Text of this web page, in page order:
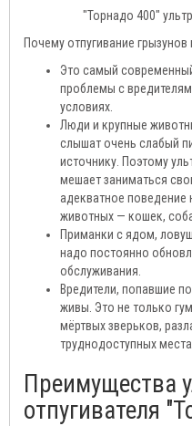
"Торнадо 400"
Почему отпугивание
Это самый
проблемы с
условиях.
Люди и крупные
слышат очень слабый
источнику. Поэтому
мешает заниматься
адекватное
животных — кошек,
Приманки с ядом,
надо постоянно
обслуживания.
Вредители, попавшие
живы. Это не только
мёртвых зверьков,
труднодоступных
Преимущества
отпугивателя